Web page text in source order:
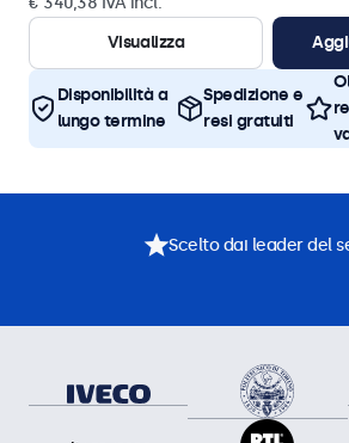
Visualizza
Disponibilità a
lungo termine
Spedizione e
resi gratuiti
Scelto dai leader del